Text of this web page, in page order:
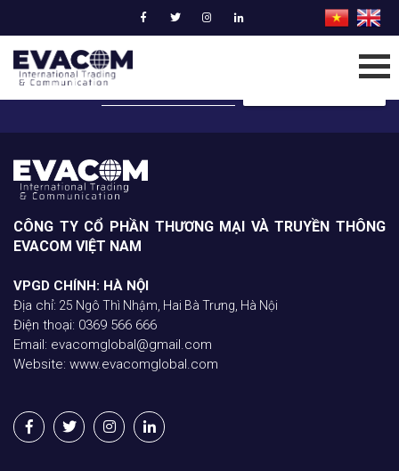
ĐĂNG KÝ NHẬN BẢN TIN
CÔNG TY CỔ PHẦN THƯƠNG MẠI VÀ TRUYỀN THÔNG
EVACOM VIỆT NAM
VPGD CHÍNH: HÀ NỘI
Địa chỉ: 25 Ngô Thì Nhậm, Hai Bà Trưng, Hà Nội
Điện thoại: 0369 566 666
Email: evacomglobal@gmail.com
Website: www.evacomglobal.com